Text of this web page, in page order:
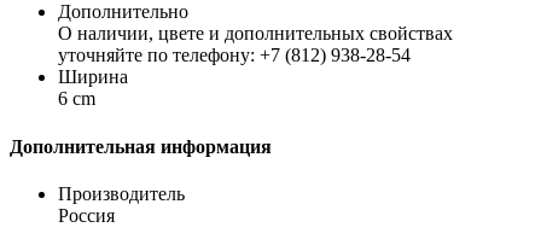
Дополнительно
О наличии, цвете и дополнительных свойствах
уточняйте по телефону: +7 (812) 938-28-54
Ширина
6 cm
Дополнительная информация
Производитель
Россия